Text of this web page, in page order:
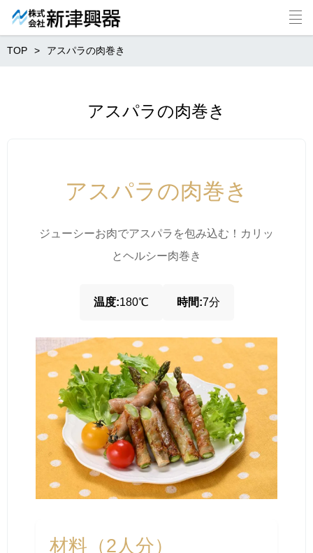
TOP アスパラの肉巻き
アスパラの肉巻き
アスパラの肉巻き
ジューシーお肉でアスパラを包み込む！カリッ
とヘルシー肉巻き
温度:180℃ 時間:7分
材料（2人分）